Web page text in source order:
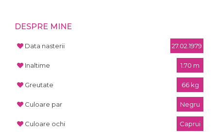
DESPRE MINE
Data nasterii 27.02.1979
Inaltime 1.70 m
Greutate 66 kg
Culoare par Negru
Culoare ochi Caprui